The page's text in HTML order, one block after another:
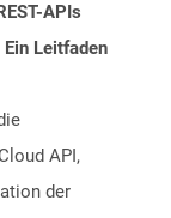
APIs
Leitfaden
API,
der